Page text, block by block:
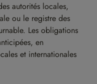
autorités locales,
ou le registre des
Les obligations
en
et internationales